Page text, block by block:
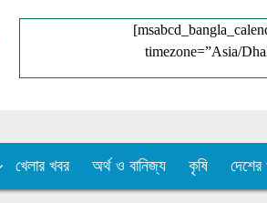
timezone=”Asia/
খেলার খবর অর্থ ও বানিজ্য কৃষি দেশের